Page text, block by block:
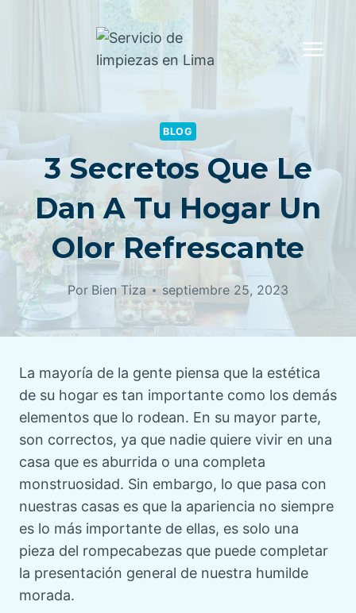
BLOG
3 Secretos Que Le
Dan A Tu Hogar Un
Olor Refrescante
Por Bien Tiza septiembre 25, 2023
La mayoría de la gente piensa que la estética
de su hogar es tan importante como los demás
elementos que lo rodean. En su mayor parte,
son correctos, ya que nadie quiere vivir en una
casa que es aburrida o una completa
monstruosidad. Sin embargo, lo que pasa con
nuestras casas es que la apariencia no siempre
es lo más importante de ellas, es solo una
pieza del rompecabezas que puede completar
la presentación general de nuestra humilde
morada.